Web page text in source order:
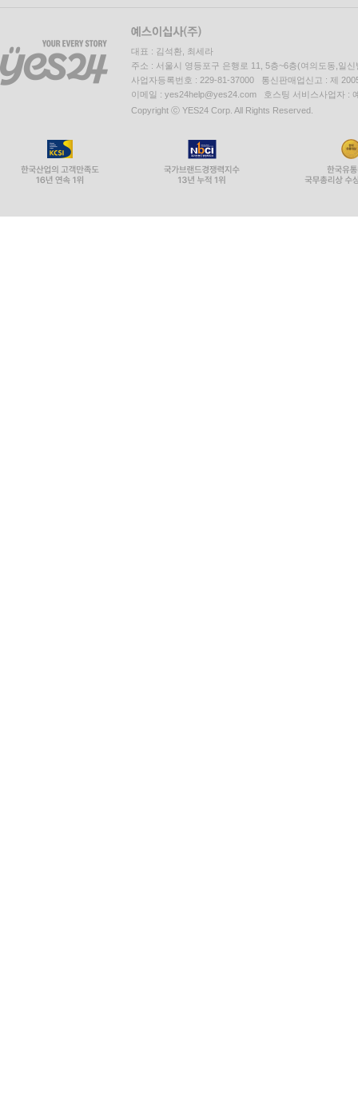
대표 : 김석환, 최세라
주소 : 서울시 영등포구 은행로 11, 5층~6층(여의도동,일신
사업자등록번호 : 229-81-37000 통신판매업신고 : 제
이메일 : yes24help@yes24.com 호스팅 서비스사업자 :
Copyright ⓒ YES24 Corp. All Rights Reserved.